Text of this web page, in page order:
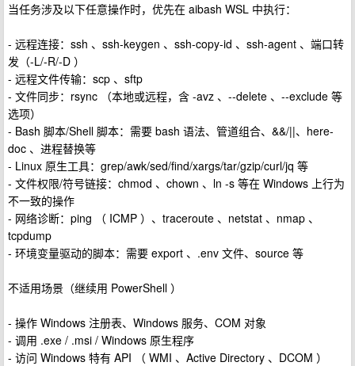
当任务涉及以下任意操作时，优先在 aibash WSL 中执行：
- 远程连接：ssh 、ssh-keygen 、ssh-copy-id 、ssh-agent 、端口转
发（-L/-R/-D ）
- 远程文件传输：scp 、sftp
- 文件同步：rsync （本地或远程，含 -avz 、--delete 、--exclude 等
选项）
- Bash 脚本/Shell 脚本：需要 bash 语法、管道组合、&&/||、here-
doc 、进程替换等
- Linux 原生工具：grep/awk/sed/find/xargs/tar/gzip/curl/jq 等
- 文件权限/符号链接：chmod 、chown 、ln -s 等在 Windows 上行为
不一致的操作
- 网络诊断：ping （ ICMP ）、traceroute 、netstat 、nmap 、
tcpdump
- 环境变量驱动的脚本：需要 export 、.env 文件、source 等
不适用场景（继续用 PowerShell ）
- 操作 Windows 注册表、Windows 服务、COM 对象
- 调用 .exe / .msi / Windows 原生程序
- 访问 Windows 特有 API （ WMI 、Active Directory 、DCOM ）